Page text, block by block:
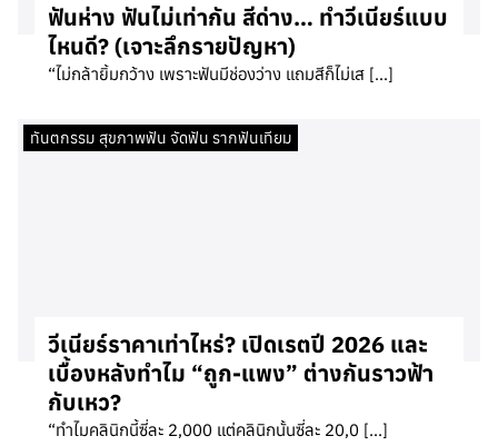
ฟันห่าง ฟันไม่เท่ากัน สีด่าง… ทำวีเนียร์แบบ
ไหนดี? (เจาะลึกรายปัญหา)
“ไม่กล้ายิ้มกว้าง เพราะฟันมีช่องว่าง แถมสีก็ไม่เส […]
ทันตกรรม สุขภาพฟัน จัดฟัน รากฟันเทียม
วีเนียร์ราคาเท่าไหร่? เปิดเรตปี 2026 และ
เบื้องหลังทำไม “ถูก-แพง” ต่างกันราวฟ้า
กับเหว?
“ทำไมคลินิกนี้ซี่ละ 2,000 แต่คลินิกนั้นซี่ละ 20,0 […]